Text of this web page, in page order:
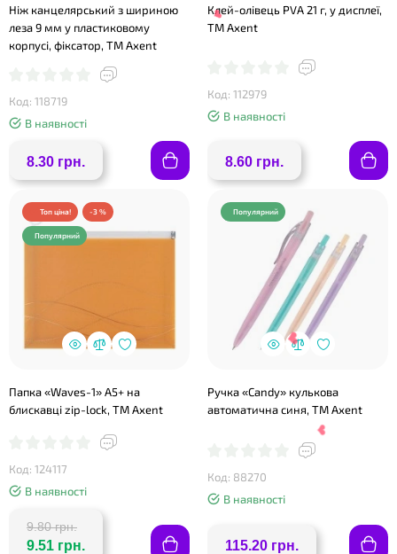
Ніж канцелярський з шириною
леза 9 мм у пластиковому
корпусі, фіксатор, TM Axent
Код: 118719
В наявності
8.30 грн.
Клей-олівець PVA 21 г, у дисплеї,
TM Axent
Код: 112979
В наявності
8.60 грн.
Топ ціна! -3 %
Популярний
Папка «Waves-1» А5+ на
блискавці zip-lock, ТМ Axent
Код: 124117
В наявності
9.80 грн.
9.51 грн.
Популярний
Ручка «Candy» кулькова
автоматична синя, ТМ Axent
Код: 88270
В наявності
115.20 грн.
❤